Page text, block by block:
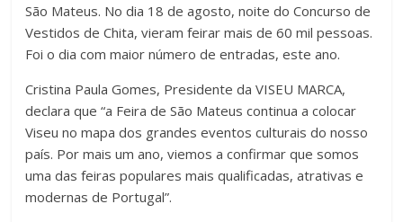
São Mateus. No dia 18 de agosto, noite do Concurso de
Vestidos de Chita, vieram feirar mais de 60 mil pessoas.
Foi o dia com maior número de entradas, este ano.
Cristina Paula Gomes, Presidente da VISEU MARCA,
declara que “a Feira de São Mateus continua a colocar
Viseu no mapa dos grandes eventos culturais do nosso
país. Por mais um ano, viemos a confirmar que somos
uma das feiras populares mais qualificadas, atrativas e
modernas de Portugal”.